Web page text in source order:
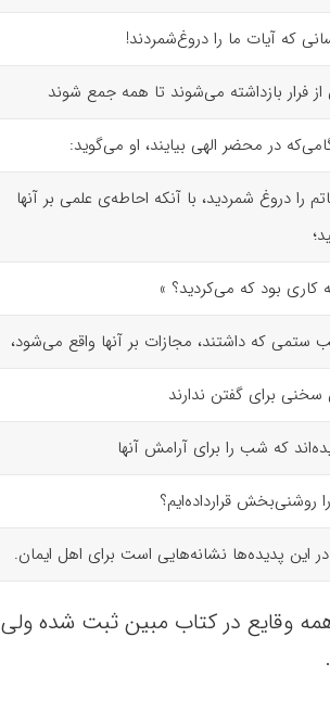
که آیات ما را دروغ‌شمردند!
از فرار بازداشته می‌شوند تا همه جمع شوند
در محضر الهی بیایند، او می‌گوید:
را دروغ شمردید، با آنکه احاطه‌ی علمی بر آنها
کاری بود که می‌کردید؟ »
ستمی که داشتند، مجازات بر آنها واقع می‌شود،
سخنی برای گفتن ندارند
که شب را برای آرامش آنها
روشنی‌بخش قرارداده‌ایم؟
در این پدیده‌ها نشانه‌هایی است برای اهل ‌ایمان.
وقایع در کتاب مبین ثبت شده ولی